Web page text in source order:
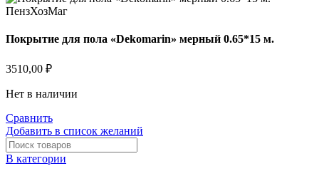
Покрытие для пола «Dekomarin» мерный 0.65*15 м.
3510,00 ₽
Нет в наличии
Сравнить
Добавить в список желаний
В категории